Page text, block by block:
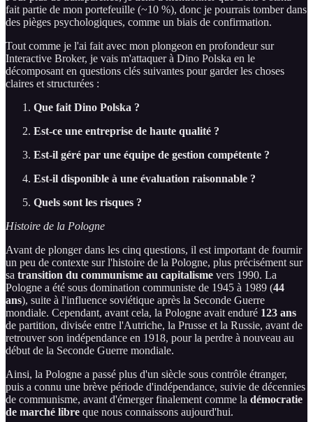
fait partie de mon portefeuille (~10 %), donc je pourrais tomber dans
des pièges psychologiques, comme un biais de confirmation.
Tout comme je l'ai fait avec mon plongeon en profondeur sur
Interactive Broker, je vais m'attaquer à Dino Polska en le
décomposant en questions clés suivantes pour garder les choses
claires et structurées :
Que fait Dino Polska ?
Est-ce une entreprise de haute qualité ?
Est-il géré par une équipe de gestion compétente ?
Est-il disponible à une évaluation raisonnable ?
Quels sont les risques ?
Histoire de la Pologne
Avant de plonger dans les cinq questions, il est important de fournir
un peu de contexte sur l'histoire de la Pologne, plus précisément sur
sa transition du communisme au capitalisme vers 1990. La
Pologne a été sous domination communiste de 1945 à 1989 (44
ans), suite à l'influence soviétique après la Seconde Guerre
mondiale. Cependant, avant cela, la Pologne avait enduré 123 ans
de partition, divisée entre l'Autriche, la Prusse et la Russie, avant de
retrouver son indépendance en 1918, pour la perdre à nouveau au
début de la Seconde Guerre mondiale.
Ainsi, la Pologne a passé plus d'un siècle sous contrôle étranger,
puis a connu une brève période d'indépendance, suivie de décennies
de communisme, avant d'émerger finalement comme la démocratie
de marché libre que nous connaissons aujourd'hui.